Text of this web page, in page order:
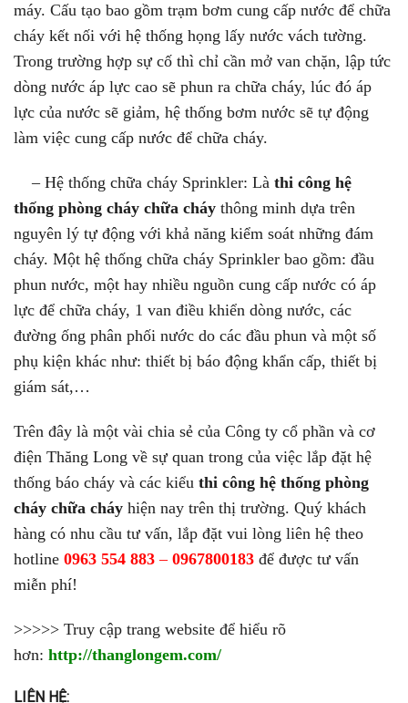
máy. Cấu tạo bao gồm trạm bơm cung cấp nước để chữa
cháy kết nối với hệ thống họng lấy nước vách tường.
Trong trường hợp sự cố thì chỉ cần mở van chặn, lập tức
dòng nước áp lực cao sẽ phun ra chữa cháy, lúc đó áp
lực của nước sẽ giảm, hệ thống bơm nước sẽ tự động
làm việc cung cấp nước để chữa cháy.
– Hệ thống chữa cháy Sprinkler: Là thi công hệ
thống phòng cháy chữa cháy thông minh dựa trên
nguyên lý tự động với khả năng kiểm soát những đám
cháy. Một hệ thống chữa cháy Sprinkler bao gồm: đầu
phun nước, một hay nhiều nguồn cung cấp nước có áp
lực để chữa cháy, 1 van điều khiển dòng nước, các
đường ống phân phối nước do các đầu phun và một số
phụ kiện khác như: thiết bị báo động khẩn cấp, thiết bị
giám sát,…
Trên đây là một vài chia sẻ của Công ty cổ phần và cơ
điện Thăng Long về sự quan trong của việc lắp đặt hệ
thống báo cháy và các kiểu thi công hệ thống phòng
cháy chữa cháy hiện nay trên thị trường. Quý khách
hàng có nhu cầu tư vấn, lắp đặt vui lòng liên hệ theo
hotline 0963 554 883 – 0967800183 để được tư vấn
miễn phí!
>>>>> Truy cập trang website để hiểu rõ
hơn: http://thanglongem.com/
LIÊN HỆ: